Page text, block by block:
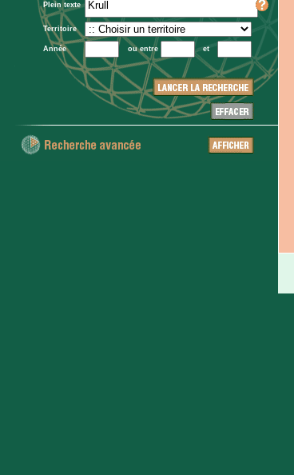
Plein texte
Territoire
Année ou entre et